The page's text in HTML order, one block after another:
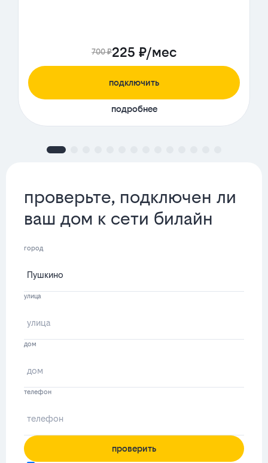
700 ₽225 ₽/мес
подключить
подробнее
проверьте, подключен ли
ваш дом к сети билайн
город
улица
дом
телефон
проверить